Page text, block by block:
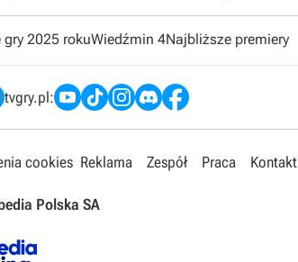
gry 2025 rokuWiedźmin 4Najbliższe premiery
tvgry.pl:
cookies Reklama Zespół Praca Kontakt
Polska SA